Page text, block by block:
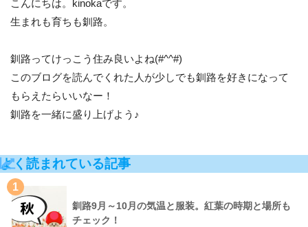
こんにちは。kinokaです。
生まれも育ちも釧路。
釧路ってけっこう住み良いよね(#^^#)
このブログを読んでくれた人が少しでも釧路を好きになって
もらえたらいいなー！
釧路を一緒に盛り上げよう♪
よく読まれている記事
1
釧路9月～10月の気温と服装。紅葉の時期と場所も
チェック！